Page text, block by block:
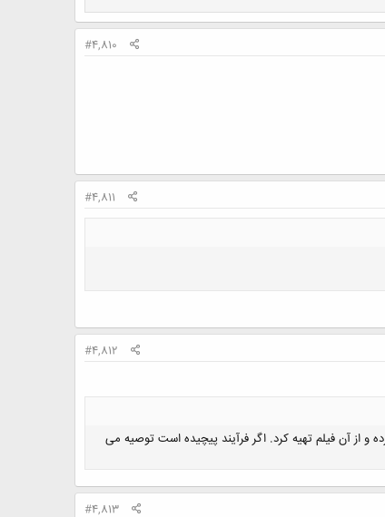
#4,810
#4,811
#4,812
و از آن فیلم تهیه کرد. اگر فرآیند پیچیده است توصیه می
#4,813